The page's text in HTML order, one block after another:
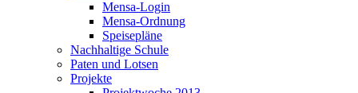
Mensa-Login
Mensa-Ordnung
Speisepläne
Nachhaltige Schule
Paten und Lotsen
Projekte